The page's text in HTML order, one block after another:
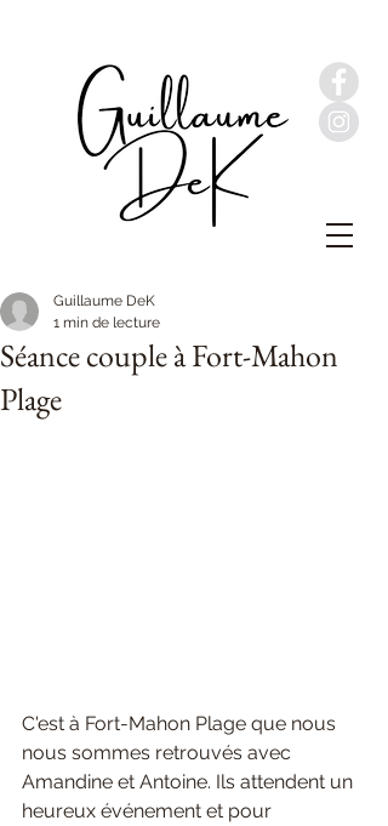
Séance couple à Fort-Mahon
Plage
Guillaume DeK
1 min de lecture
C'est à Fort-Mahon Plage que nous
nous sommes retrouvés avec
Amandine et Antoine. Ils attendent un
heureux événement et pour